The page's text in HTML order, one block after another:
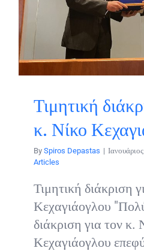
Τιμητική
κ. Νίκο
By Spiros Depastas |
Articles
Τιμητική διάκριση
Κεχαγιάογλου
διάκριση για τον κ.
Κεχαγιάογλου